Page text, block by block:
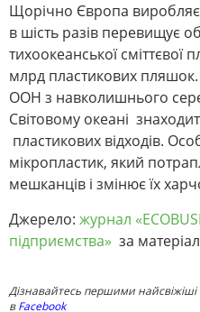
Щорічно Європа
в шість разів перевищує
тихоокеанської сміттєвої
млрд пластикових
ООН з навколишнього
Світовому океані
пластикових відходів.
мікропластик, який
мешканців і змінює їх
Джерело: журнал
підприємства» за
Дізнавайтесь першими найсвіжіші
вFacebook